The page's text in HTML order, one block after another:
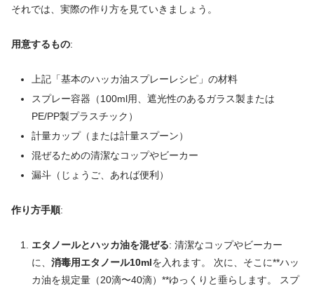
それでは、実際の作り方を見ていきましょう。
用意するもの:
上記「基本のハッカ油スプレーレシピ」の材料
スプレー容器（100ml用、遮光性のあるガラス製または
PE/PP製プラスチック）
計量カップ（または計量スプーン）
混ぜるための清潔なコップやビーカー
漏斗（じょうご、あれば便利）
作り方手順:
エタノールとハッカ油を混ぜる: 清潔なコップやビーカー
に、 消毒用エタノール10mlを入れます。 次に、そこに**ハッ
カ油を規定量（20滴〜40滴）**ゆっくりと垂らします。 スプ